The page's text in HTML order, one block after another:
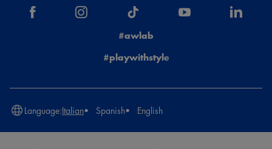
#awlab
#playwithstyle
Language:Italian Spanish English